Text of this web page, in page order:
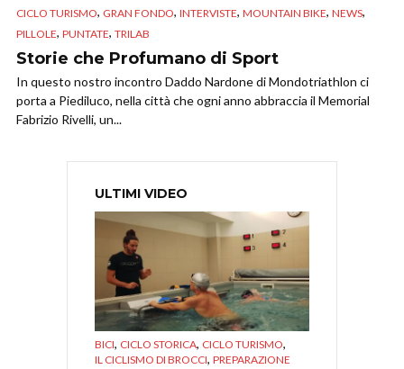
CICLO TURISMO, GRAN FONDO, INTERVISTE, MOUNTAIN BIKE, NEWS,
PILLOLE, PUNTATE, TRILAB
Storie che Profumano di Sport
In questo nostro incontro Daddo Nardone di Mondotriathlon ci
porta a Piediluco, nella città che ogni anno abbraccia il Memorial
Fabrizio Rivelli, un...
ULTIMI VIDEO
BICI, CICLO STORICA, CICLO TURISMO,
IL CICLISMO DI BROCCI, PREPARAZIONE